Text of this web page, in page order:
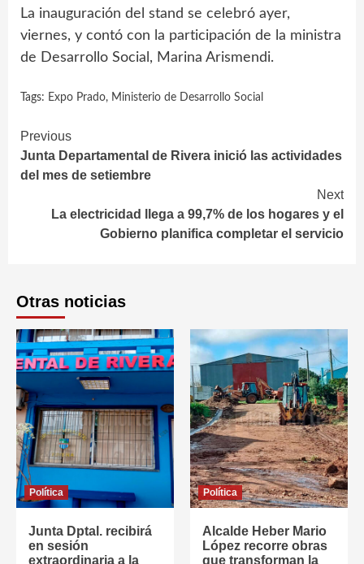
La inauguración del stand se celebró ayer,
viernes, y contó con la participación de la ministra
de Desarrollo Social, Marina Arismendi.
Tags: Expo Prado, Ministerio de Desarrollo Social
Continue
Reading
Previous
Junta Departamental de Rivera inició las actividades
del mes de setiembre
Next
La electricidad llega a 99,7% de los hogares y el
Gobierno planifica completar el servicio
Otras noticias
Política
Junta Dptal. recibirá
en sesión
extraordinaria a la
Política
Alcalde Heber Mario
López recorre obras
que transforman la